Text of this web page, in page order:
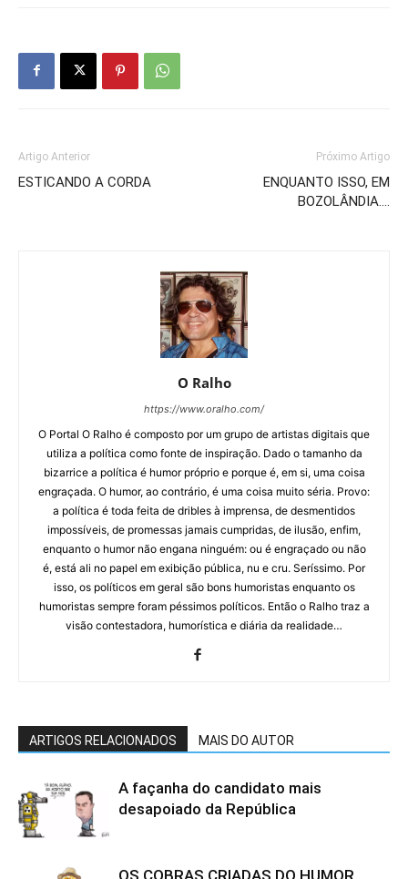
Artigo Anterior
ESTICANDO A CORDA
Próximo Artigo
ENQUANTO ISSO, EM
BOZOLÂNDIA….
O Ralho
https://www.oralho.com/
O Portal O Ralho é composto por um grupo de artistas digitais que
utiliza a política como fonte de inspiração. Dado o tamanho da
bizarrice a política é humor próprio e porque é, em si, uma coisa
engraçada. O humor, ao contrário, é uma coisa muito séria. Provo:
a política é toda feita de dribles à imprensa, de desmentidos
impossíveis, de promessas jamais cumpridas, de ilusão, enfim,
enquanto o humor não engana ninguém: ou é engraçado ou não
é, está ali no papel em exibição pública, nu e cru. Seríssimo. Por
isso, os políticos em geral são bons humoristas enquanto os
humoristas sempre foram péssimos políticos. Então o Ralho traz a
visão contestadora, humorística e diária da realidade…
ARTIGOS RELACIONADOS MAIS DO AUTOR
A façanha do candidato mais
desapoiado da República
OS COBRAS CRIADAS DO HUMOR